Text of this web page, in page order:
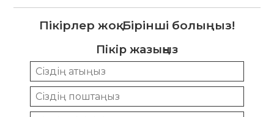
Пікірлер жоқ. Бірінші болыңыз!
Пікір жазыңыз